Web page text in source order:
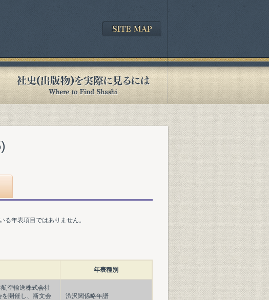
る年表項目ではありません。
年表種別
空輸送株式会社
開催し、斯文会
渋沢関係略年譜